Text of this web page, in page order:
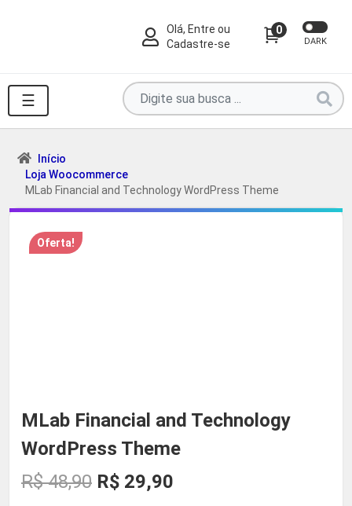
Olá, Entre ou
Cadastre-se
0
DARK
☰
Pesquise
por
produtos
...
Início
Loja Woocommerce
MLab Financial and Technology WordPress Theme
Oferta!
MLab Financial and Technology
WordPress Theme
R$48,90 O
R$ 29,90